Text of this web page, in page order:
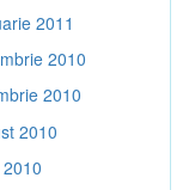
2011
2010
2010
2010